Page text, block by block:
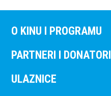
O KINU I PROGRAMU
PARTNERI I DONATORI
ULAZNICE